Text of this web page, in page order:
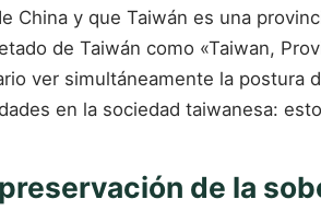
China y que Taiwán es una
de Taiwán como «Taiwan,
ver simultáneamente la
en la sociedad taiwanesa:
de la